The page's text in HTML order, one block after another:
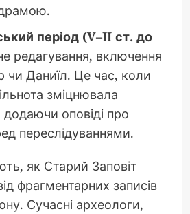
період (V–II ст. до
редагування, включення
чи Даниїл. Це час, коли
зміцнювала
додаючи оповіді про
переслідуваннями.
як Старий Заповіт
фрагментарних записів
Сучасні археологи,